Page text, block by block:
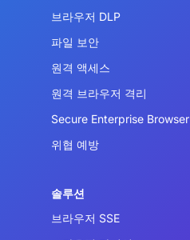
브라우저 DLP
파일 보안
원격 액세스
원격 브라우저 격리
Secure Enterprise Browser
위협 예방
솔루션
브라우저 SSE